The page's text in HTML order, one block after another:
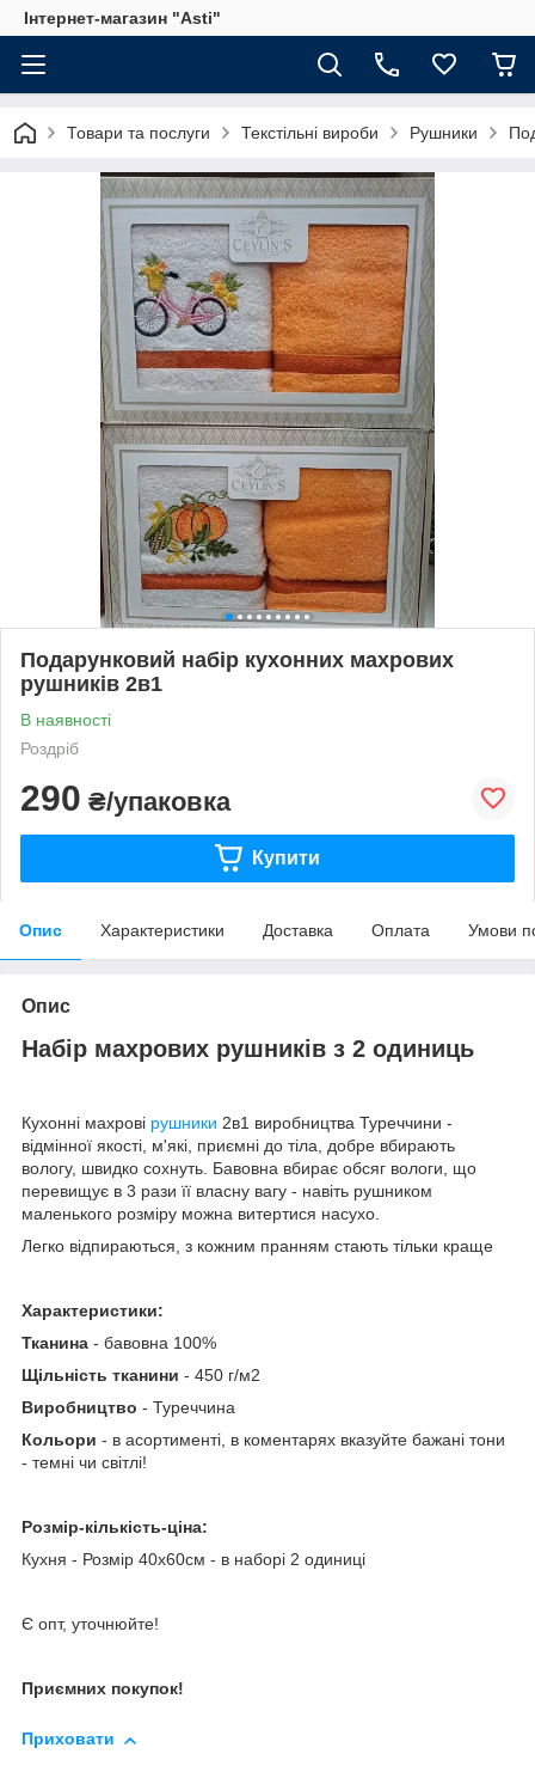
Інтернет-магазин "Asti"
Товари та послуги Текстільні вироби Рушники
Подарунковий набір кухонних махрових
рушників 2в1
В наявності
Роздріб
290 ₴/упаковка
Купити
Опис Характеристики Доставка Оплата Умови
Опис
Набір махрових рушників з 2 одиниць
Кухонні махрові рушники 2в1 виробництва Туреччини -
відмінної якості, м'які, приємні до тіла, добре вбирають
вологу, швидко сохнуть. Бавовна вбирає обсяг вологи, що
перевищує в 3 рази її власну вагу - навіть рушником
маленького розміру можна витертися насухо.
Легко відпираються, з кожним пранням стають тільки краще
Характеристики:
Тканина - бавовна 100%
Щільність тканини - 450 г/м2
Виробництво - Туреччина
Кольори - в асортименті, в коментарях вказуйте бажані тони
- темні чи світлі!
Розмір-кількість-ціна:
Кухня - Розмір 40х60см - в наборі 2 одиниці
Є опт, уточнюйте!
Приємних покупок!
Приховати